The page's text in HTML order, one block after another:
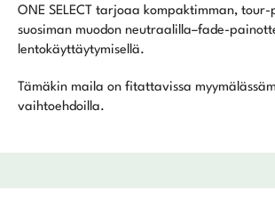
ONE SELECT tarjoaa kompaktimman,
suosiman muodon neutraalilla–fade-
lentokäyttäytymisellä.
Tämäkin maila on fitattavissa
vaihtoehdoilla.